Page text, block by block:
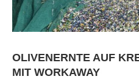
OLIVENERNTE AUF
MIT WORKAWAY